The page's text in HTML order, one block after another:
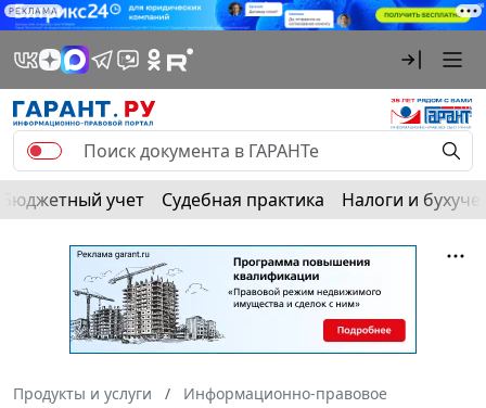
РЕКЛАМА
Бюджетный учет Судебная практика Налоги и
Продукты и услуги
Информационно-правовое